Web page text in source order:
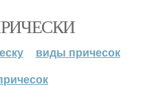
виды причесок